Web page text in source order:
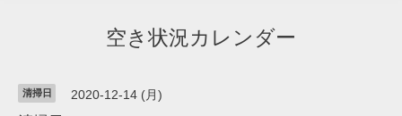
空き状況カレンダー
清掃日 2020-12-14 (月)